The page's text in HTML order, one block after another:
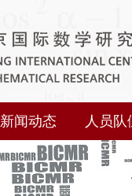
新闻动态 人员队